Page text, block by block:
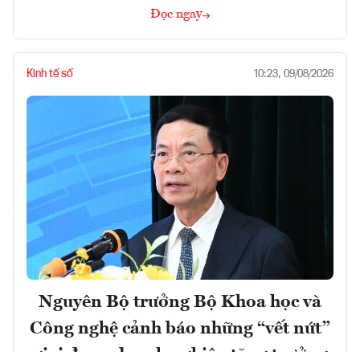
Đọc ngay
Kinh tế số 10:23, 09/08/2026
Nguyên Bộ trưởng Bộ Khoa học và
Công nghệ cảnh báo những “vết nứt”